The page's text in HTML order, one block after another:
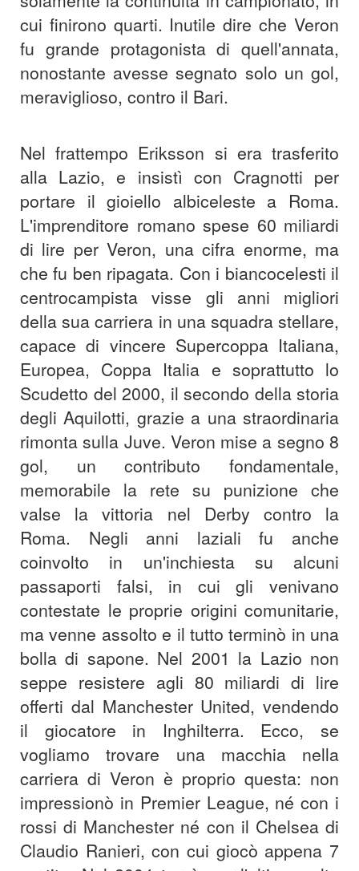
cui finirono quarti. Inutile dire che Veron
fu grande protagonista di quell'annata,
nonostante avesse segnato solo un gol,
meraviglioso, contro il Bari.
Nel frattempo Eriksson si era trasferito
alla Lazio, e insistì con Cragnotti per
portare il gioiello albiceleste a Roma.
L'imprenditore romano spese 60 miliardi
di lire per Veron, una cifra enorme, ma
che fu ben ripagata. Con i biancocelesti il
centrocampista visse gli anni migliori
della sua carriera in una squadra stellare,
capace di vincere Supercoppa Italiana,
Europea, Coppa Italia e soprattutto lo
Scudetto del 2000, il secondo della storia
degli Aquilotti, grazie a una straordinaria
rimonta sulla Juve. Veron mise a segno 8
gol, un contributo fondamentale,
memorabile la rete su punizione che
valse la vittoria nel Derby contro la
Roma. Negli anni laziali fu anche
coinvolto in un'inchiesta su alcuni
passaporti falsi, in cui gli venivano
contestate le proprie origini comunitarie,
ma venne assolto e il tutto terminò in una
bolla di sapone. Nel 2001 la Lazio non
seppe resistere agli 80 miliardi di lire
offerti dal Manchester United, vendendo
il giocatore in Inghilterra. Ecco, se
vogliamo trovare una macchia nella
carriera di Veron è proprio questa: non
impressionò in Premier League, né con i
rossi di Manchester né con il Chelsea di
Claudio Ranieri, con cui giocò appena 7